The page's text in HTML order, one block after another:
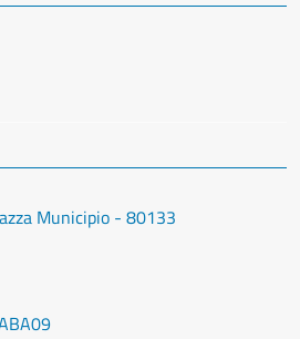
Municipio - 80133